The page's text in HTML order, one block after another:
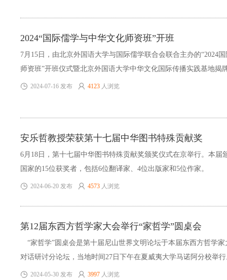
2024“国际儒学与中华文化师资班”开班
7月15日，由北京外国语大学与国际儒学联合会联合主办的“2024
师资班”开班仪式暨北京外国语大学中华文化国际传播实践基地揭
市举行。北京外国语大学党委常委、副校长赵刚，国际儒学联合
会会长张培军共同揭牌。活动仪式由北京外国语大学北京中外文
张朝意主持。
2024-07-16 发布 4123 人浏览
安乐哲教授荣获第十七届中华图书特殊贡献奖
6月18日，第十七届中华图书特殊贡献奖颁奖仪式在京举行。本届
国家的15位获奖者，包括6位翻译家、4位出版家和5位作家。
2024-06-20 发布 4573 人浏览
第12届东西方哲学家大会举行“家哲学”圆桌会
“家哲学”圆桌会是第十届尼山世界文明论坛于本届东西方哲学
对话研讨分论坛，当地时间27日下午在夏威夷大学马诺阿分校举
2024-05-30 发布 3997 人浏览